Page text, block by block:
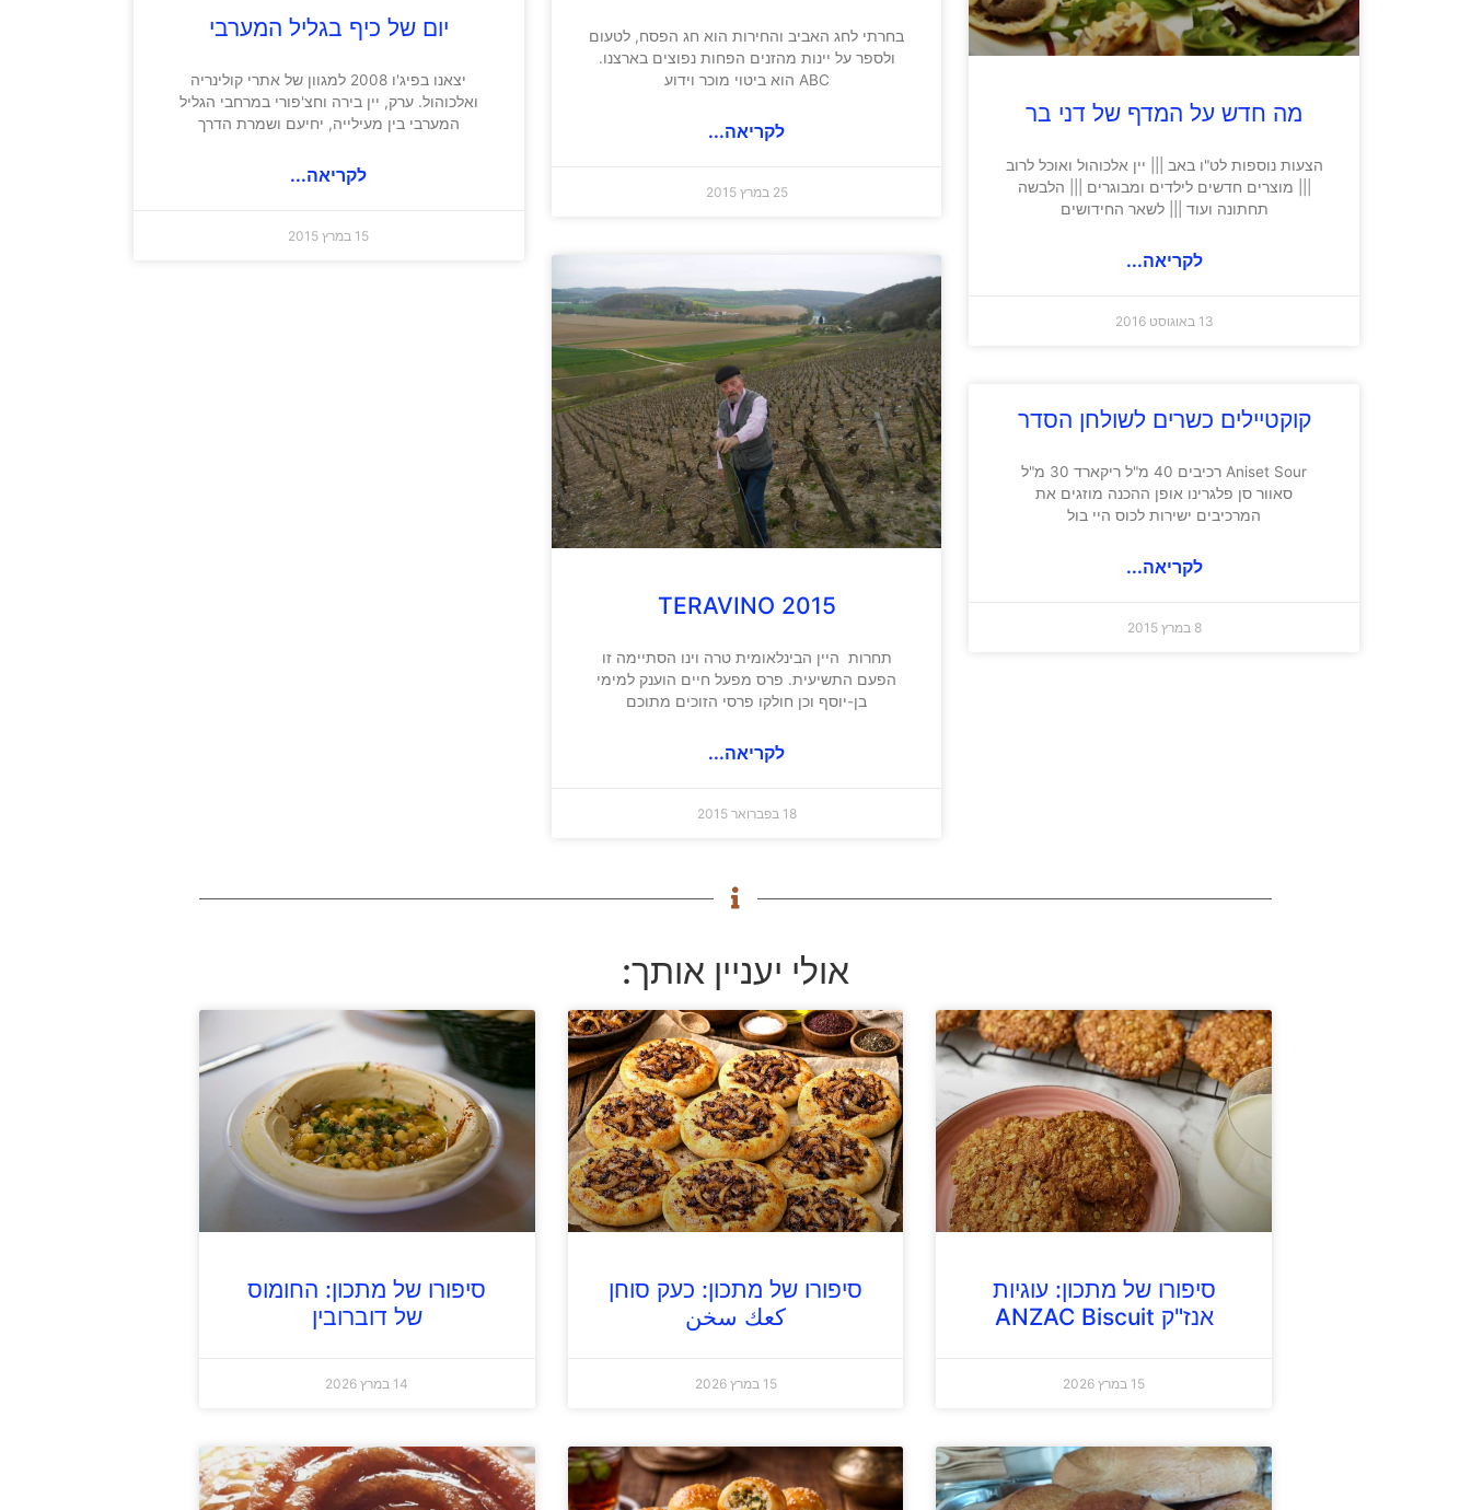
מה חדש על המדף של דני בר
הצעות נוספות לט"ו באב ||| יין אלכוהול ואוכל לרוב
||| מוצרים חדשים לילדים ומבוגרים ||| הלבשה
תחתונה ועוד ||| לשאר החידושים
לקריאה...
13 באוגוסט 2016
בחרתי לחג האביב והחירות הוא חג הפסח, לטעום
ולספר על יינות מהזנים הפחות נפוצים בארצנו.
ABC הוא ביטוי מוכר וידוע
לקריאה...
25 במרץ 2015
יום של כיף בגליל המערבי
יצאנו בפיג'ו 2008 למגוון של אתרי קולינריה
ואלכוהול. ערק, יין בירה וחצ'פורי במרחבי הגליל
המערבי בין מעילייה, יחיעם ושמרת הדרך
לקריאה...
15 במרץ 2015
קוקטיילים כשרים לשולחן הסדר
Aniset Sour רכיבים 40 מ"ל ריקארד 30 מ"ל
סאוור סן פלגרינו אופן ההכנה מוזגים את
המרכיבים ישירות לכוס היי בול
לקריאה...
8 במרץ 2015
2015 TERAVINO
תחרות היין הבינלאומית טרה וינו הסתיימה זו
הפעם התשיעית. פרס מפעל חיים הוענק למימי
בן-יוסף וכן חולקו פרסי הזוכים מתוכם
לקריאה...
18 בפברואר 2015
אולי יעניין אותך:
סיפורו של מתכון: עוגיות
אנז"ק ANZAC Biscuit
15 במרץ 2026
סיפורו של מתכון: כעק סוחן
كعك سخن
15 במרץ 2026
סיפורו של מתכון: החומוס
של דוברובין
14 במרץ 2026